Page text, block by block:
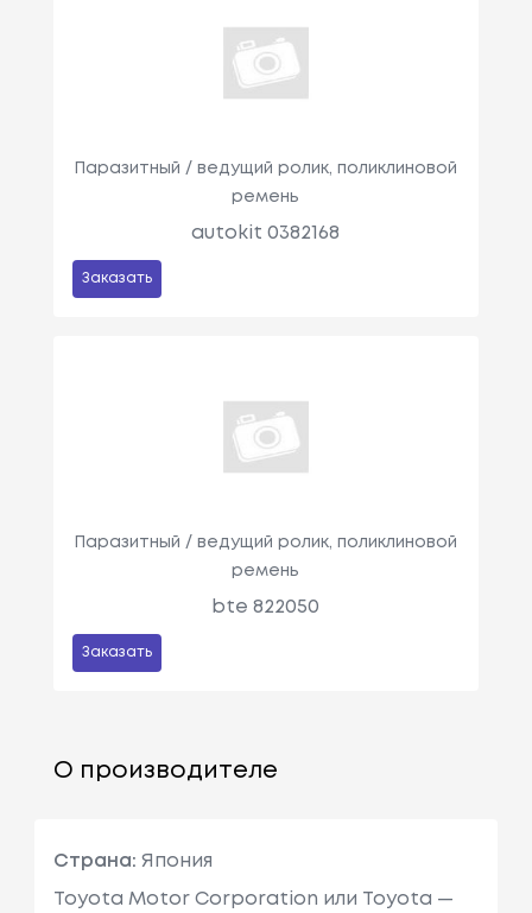
Паразитный / ведущий ролик, поликлиновой
ремень
autokit 0382168
Заказать
Паразитный / ведущий ролик, поликлиновой
ремень
bte 822050
Заказать
О производителе
Страна: Япония
Toyota Motor Corporation или Toyota —